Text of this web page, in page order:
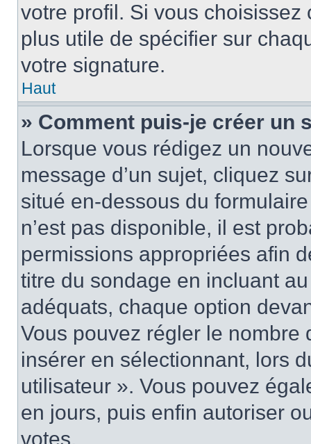
votre profil. Si vous
plus utile de spécifier sur
votre signature.
Haut
» Comment puis-je créer un
Lorsque vous rédigez un
message d’un sujet, cliquez
situé en-dessous du
n’est pas disponible, il est
permissions appropriées afin
titre du sondage en incluant
adéquats, chaque option
Vous pouvez régler le nombre
insérer en sélectionnant, lors
utilisateur ». Vous pouvez
en jours, puis enfin autoriser
votes.